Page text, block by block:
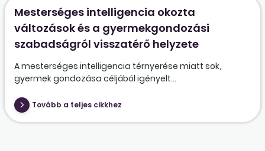
Mesterséges intelligencia okozta
változások és a gyermekgondozási
szabadságról visszatérő helyzete
A mesterséges intelligencia térnyerése miatt sok,
gyermek gondozása céljából igényelt...
Tovább a teljes cikkhez